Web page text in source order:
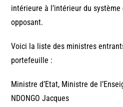
intérieure à l’intérieur du
opposant.
Voici la liste des ministres
portefeuille :
Ministre d’Etat, Ministre de
NDONGO Jacques